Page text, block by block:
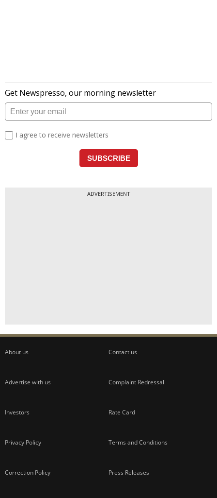
ADVERTISEMENT
About us Contact us
Advertise with us Complaint Redressal
Investors Rate Card
Privacy Policy Terms and Conditions
Correction Policy Press Releases